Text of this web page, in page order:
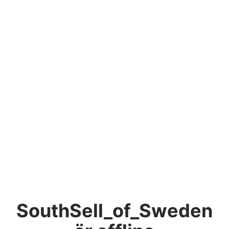
SouthSell_of_Sweden